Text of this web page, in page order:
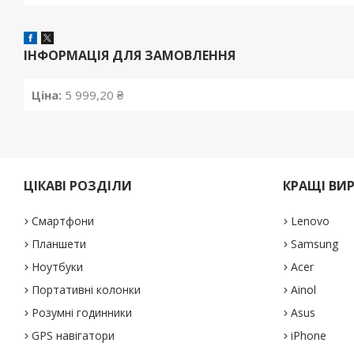
ІНФОРМАЦІЯ ДЛЯ ЗАМОВЛЕННЯ
Ціна: 5 999,20 ₴
ЦІКАВІ РОЗДІЛИ
Смартфони
Планшети
Ноутбуки
Портативні колонки
Розумні годинники
GPS навігатори
КРАЩІ
Lenovo
Samsung
Acer
Ainol
Asus
iPhone